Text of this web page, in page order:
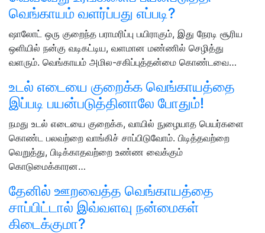
வெங்காயம் வளர்ப்பது எப்படி?
ஷாலோட் ஒரு குறைந்த பராமரிப்பு பயிராகும், இது நேரடி சூரிய
ஒளியில் நன்கு வடிகட்டிய, வளமான மண்ணில் செழித்து
வளரும். வெங்காயம் அமில-சகிப்புத்தன்மை கொண்டவை…
உடல் எடையை குறைக்க வெங்காயத்தை
இப்படி பயன்படுத்தினாலே போதும்!
நமது உடல் எடையை குறைக்க, வாயில் நுழையாத பெயர்களை
கொண்ட பலவற்றை வாங்கிச் சாப்பிடுவோம். பிடித்தவற்றை
வெறுத்து, பிடிக்காதவற்றை உண்ண வைக்கும்
கொடுமைக்காரன…
தேனில் ஊறவைத்த வெங்காயத்தை
சாப்பிட்டால் இவ்வளவு நன்மைகள்
கிடைக்குமா?